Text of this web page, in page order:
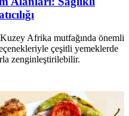
Afrika mutfağında önemli
çeşitli yemeklerde
zenginleştirilebilir.